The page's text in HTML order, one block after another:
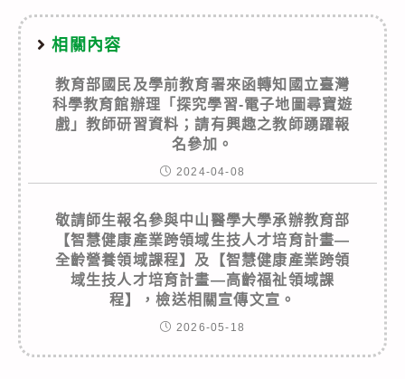
相關內容
教育部國民及學前教育署來函轉知國立臺灣
科學教育館辦理「探究學習-電子地圖尋寶遊
戲」教師研習資料；請有興趣之教師踴躍報
名參加。
2024-04-08
敬請師生報名參與中山醫學大學承辦教育部
【智慧健康產業跨領域生技人才培育計畫—
全齡營養領域課程】及【智慧健康產業跨領
域生技人才培育計畫—高齡福祉領域課
程】，檢送相關宣傳文宣。
2026-05-18